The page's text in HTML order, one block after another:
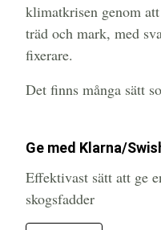
klimatkrisen genom
träd och mark, med
fixerare.
Det finns många sätt
Ge med Klarna/
Effektivast sätt att ge
skogsfadder